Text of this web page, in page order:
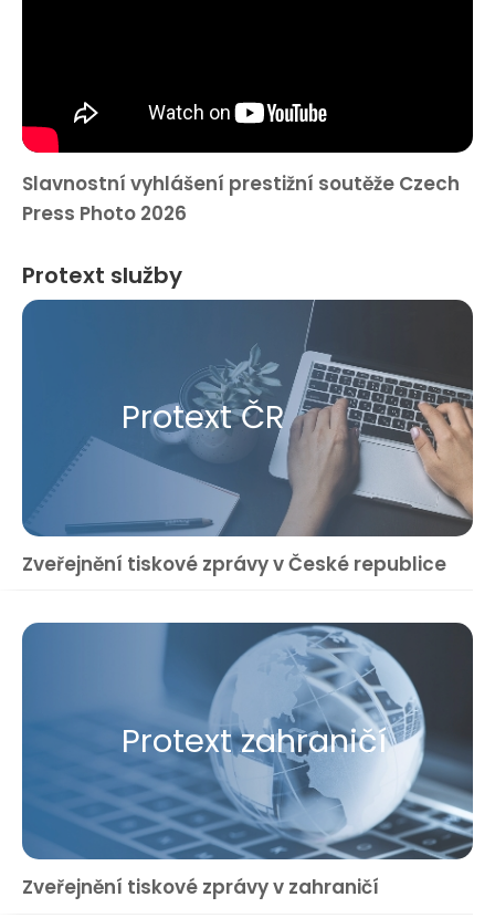
Slavnostní vyhlášení prestižní soutěže Czech
Press Photo 2026
Protext služby
Protext ČR
Zveřejnění tiskové zprávy v České republice
Protext zahraničí
Zveřejnění tiskové zprávy v zahraničí